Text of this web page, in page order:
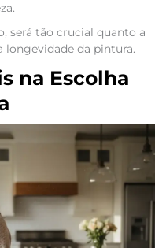
será tão crucial quanto a
longevidade da pintura.
na Escolha